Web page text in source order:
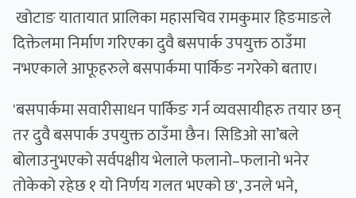
खोटाङ यातायात प्रालिका महासचिव रामकुमार हिङमाङले
दिक्तेलमा निर्माण गरिएका दुवै बसपार्क उपयुक्त ठाउँमा
नभएकाले आफूहरुले बसपार्कमा पार्किङ नगरेको बताए।
'बसपार्कमा सवारीसाधन पार्किङ गर्न व्यवसायीहरु तयार छन्
तर दुवै बसपार्क उपयुक्त ठाउँमा छैन। सिडिओ सा’बले
बोलाउनुभएको सर्वपक्षीय भेलाले फलानो–फलानो भनेर
तोकेको रहेछ १ यो निर्णय गलत भएको छ', उनले भने,